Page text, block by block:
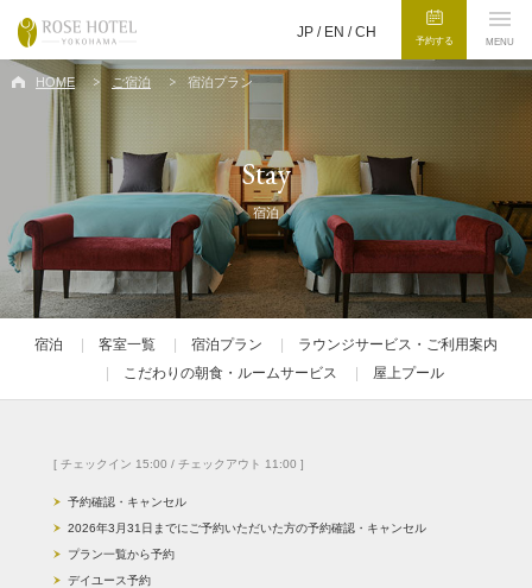
JP / EN /CH
予約する MENU
HOME ご宿泊 宿泊プラン
Stay
宿泊
宿泊 客室一覧 宿泊プラン
ラウンジサービス・ご利用案内
こだわりの朝食・ルームサービス
屋上プール
[ チェックイン 15:00 / チェックアウト 11:00 ]
予約確認・キャンセル
2026年3月31日までにご予約いただいた方の予約確認・キャンセル
プラン一覧から予約
デイユース予約